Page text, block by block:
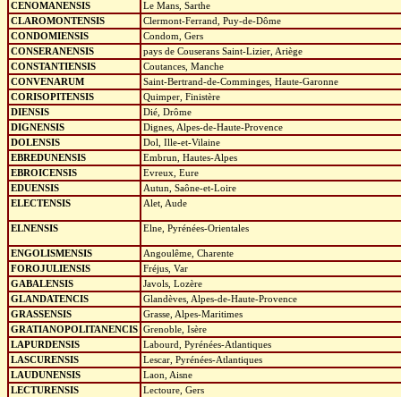
CENOMANENSIS
Le Mans, Sarthe
CLAROMONTENSIS
Clermont-Ferrand, Puy-de-Dôme
CONDOMIENSIS
Condom, Gers
CONSERANENSIS
pays de Couserans Saint-Lizier, Ariège
CONSTANTIENSIS
Coutances, Manche
CONVENARUM
Saint-Bertrand-de-Comminges, Haute-Garonne
CORISOPITENSIS
Quimper, Finistère
DIENSIS
Dié, Drôme
DIGNENSIS
Dignes, Alpes-de-Haute-Provence
DOLENSIS
Dol, Ille-et-Vilaine
EBREDUNENSIS
Embrun, Hautes-Alpes
EBROICENSIS
Evreux, Eure
EDUENSIS
Autun, Saône-et-Loire
ELECTENSIS
Alet, Aude
ELNENSIS Elne, Pyrénées-Orientales
ENGOLISMENSIS
Angoulême, Charente
FOROJULIENSIS
Fréjus, Var
GABALENSIS
Javols, Lozère
GLANDATENCIS
Glandèves, Alpes-de-Haute-Provence
GRASSENSIS
Grasse, Alpes-Maritimes
GRATIANOPOLITANENCIS Grenoble, Isère
LAPURDENSIS
Labourd, Pyrénées-Atlantiques
LASCURENSIS
Lescar, Pyrénées-Atlantiques
LAUDUNENSIS
Laon, Aisne
LECTURENSIS
Lectoure, Gers